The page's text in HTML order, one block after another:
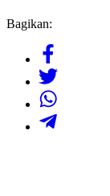
Bagikan: